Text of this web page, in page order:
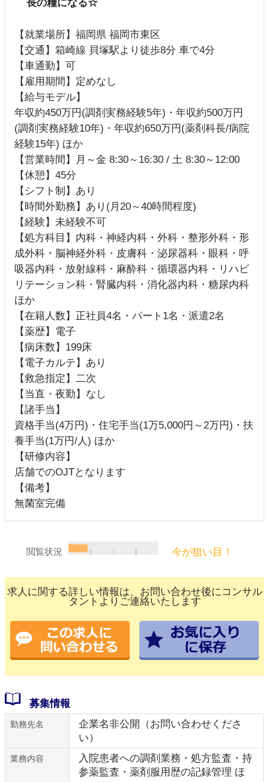
長の糧になる☆
【就業場所】福岡県 福岡市東区
【交通】箱崎線 貝塚駅より徒歩8分 車で4分
【車通勤】可
【雇用期間】定めなし
【給与モデル】
年収約450万円(調剤実務経験5年)・年収約500万円
(調剤実務経験10年)・年収約650万円(薬剤科長/病院
経験15年) ほか
【営業時間】月～金 8:30～16:30 / 土 8:30～12:00
【休憩】45分
【シフト制】あり
【時間外勤務】あり(月20～40時間程度)
【経験】未経験不可
【処方科目】内科・神経内科・外科・整形外科・形
成外科・脳神経外科・皮膚科・泌尿器科・眼科・呼
吸器内科・放射線科・麻酔科・循環器内科・リハビ
リテーション科・腎臓内科・消化器内科・糖尿内科
ほか
【在籍人数】正社員4名・パート1名・派遣2名
【薬歴】電子
【病床数】199床
【電子カルテ】あり
【救急指定】二次
【当直・夜勤】なし
【諸手当】
資格手当(4万円)・住宅手当(1万5,000円～2万円)・扶
養手当(1万円/人) ほか
【研修内容】
店舗でのOJTとなります
【備考】
無菌室完備
閲覧状況 今が狙い目！
求人に関する詳しい情報は、お問い合わせ後にコンサル
タントよりご連絡いたします
募集情報
勤務先名
企業名非公開（お問い合わせくださ
い）
業務内容
入院患者への調剤業務・処方監査・持
参薬監査・薬剤服用歴の記録管理 ほ